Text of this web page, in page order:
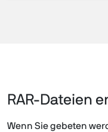
RAR-Dateien
Wenn Sie gebeten